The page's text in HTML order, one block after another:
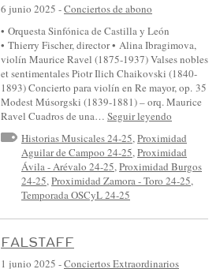
6 junio 2025 -Conciertos de abono
• Orquesta Sinfónica de Castilla y León
• Thierry Fischer, director • Alina Ibragimova,
violín Maurice Ravel (1875-1937) Valses nobles
et sentimentales Piotr Ilich Chaikovski (1840-
1893) Concierto para violín en Re mayor, op. 35
Modest Músorgski (1839-1881) – orq. Maurice
Ravel Cuadros de una… Seguir leyendo
Historias Musicales 24-25,Proximidad
Aguilar de Campoo 24-25,Proximidad
Ávila - Arévalo 24-25,Proximidad Burgos
24-25,Proximidad Zamora - Toro 24-25,
Temporada OSCyL 24-25
FALSTAFF
1 junio 2025 -Conciertos Extraordinarios